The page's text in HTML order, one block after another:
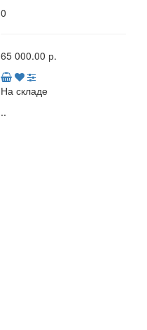
0
65 000.00 р.
На складе
..